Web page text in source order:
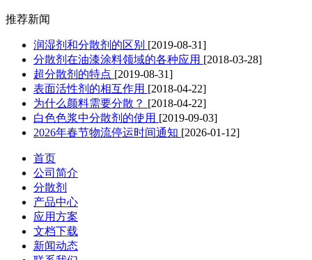
推荐新闻
润湿剂和分散剂的区别 [2019-08-31]
分散剂在油漆涂料领域的各种应用 [2018-03-28]
超分散剂的特点 [2019-08-31]
表面活性剂的相互作用 [2018-04-22]
为什么颜料需要分散？ [2018-04-22]
白色色浆中分散剂的使用 [2019-09-03]
2026年春节物流停运时间通知 [2026-01-12]
首页
公司简介
分散剂
产品中心
应用方案
文档下载
新闻动态